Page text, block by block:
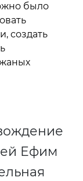
было
создать
Ефим